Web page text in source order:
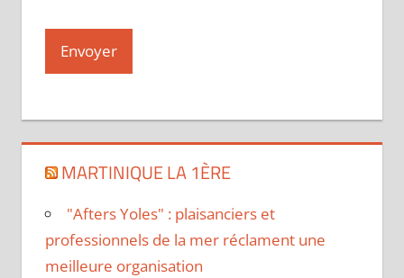
MARTINIQUE LA 1ÈRE
"Afters Yoles" : plaisanciers et
professionnels de la mer réclament une
meilleure organisation